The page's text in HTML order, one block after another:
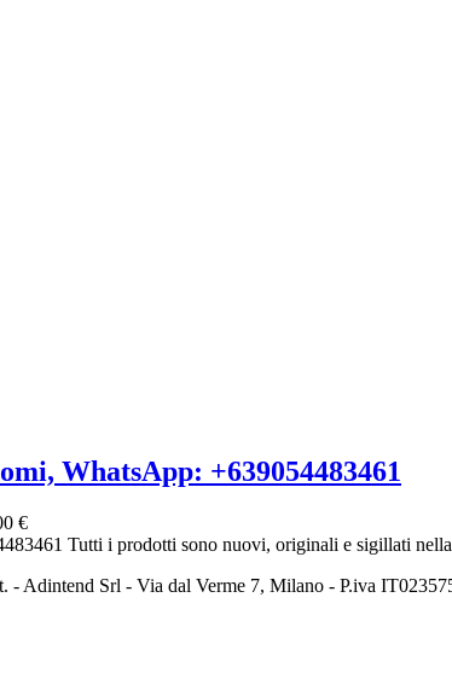
WhatsApp: +639054483461
€
Tutti i prodotti sono nuovi, originali e sigillati
- Adintend Srl - Via dal Verme 7, Milano - P.iva